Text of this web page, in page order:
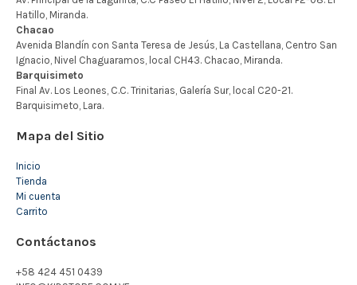
Mapa del Sitio
Inicio
Tienda
Mi cuenta
Carrito
Contáctanos
+58 424 451 0439